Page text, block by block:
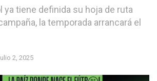
ya tiene definida su hoja de ruta
la temporada arrancará el
2, 2025